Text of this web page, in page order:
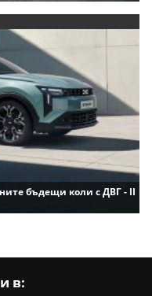
бъдещи коли с ДВГ - II
в: